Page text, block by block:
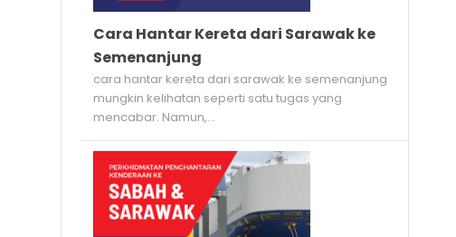
Cara Hantar Kereta dari Sarawak ke
Semenanjung
cara hantar kereta dari sarawak ke semenanjung
mungkin kelihatan seperti satu tugas yang
mencabar. Namun,...